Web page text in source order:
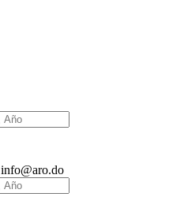
info@aro.do